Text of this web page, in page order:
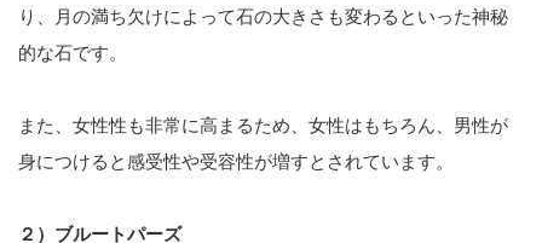
り、月の満ち欠けによって石の大きさも変わるといった神秘
的な石です。
また、女性性も非常に高まるため、女性はもちろん、男性が
身につけると感受性や受容性が増すとされています。
２） ブルートパーズ